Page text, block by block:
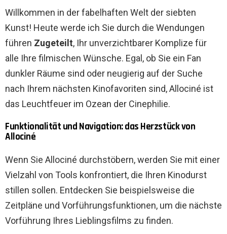
Willkommen in der fabelhaften Welt der siebten
Kunst! Heute werde ich Sie durch die Wendungen
führen Zugeteilt, Ihr unverzichtbarer Komplize für
alle Ihre filmischen Wünsche. Egal, ob Sie ein Fan
dunkler Räume sind oder neugierig auf der Suche
nach Ihrem nächsten Kinofavoriten sind, Allociné ist
das Leuchtfeuer im Ozean der Cinephilie.
Funktionalität und Navigation: das Herzstück von
Allociné
Wenn Sie Allociné durchstöbern, werden Sie mit einer
Vielzahl von Tools konfrontiert, die Ihren Kinodurst
stillen sollen. Entdecken Sie beispielsweise die
Zeitpläne und Vorführungsfunktionen, um die nächste
Vorführung Ihres Lieblingsfilms zu finden.